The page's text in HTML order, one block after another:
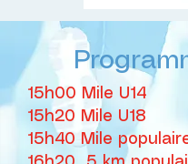
15h00 Mile U14
15h20 Mile U18
15h40 Mile